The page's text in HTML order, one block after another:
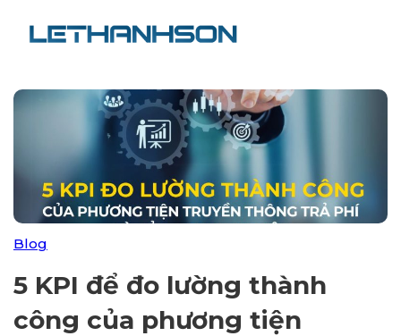
Blog
5 KPI để đo lường thành
công của phương tiện